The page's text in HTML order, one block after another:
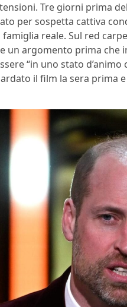
Tre giorni prima
per sospetta cattiva
reale. Sul red
un argomento prima che
“in uno stato
il film la sera prima